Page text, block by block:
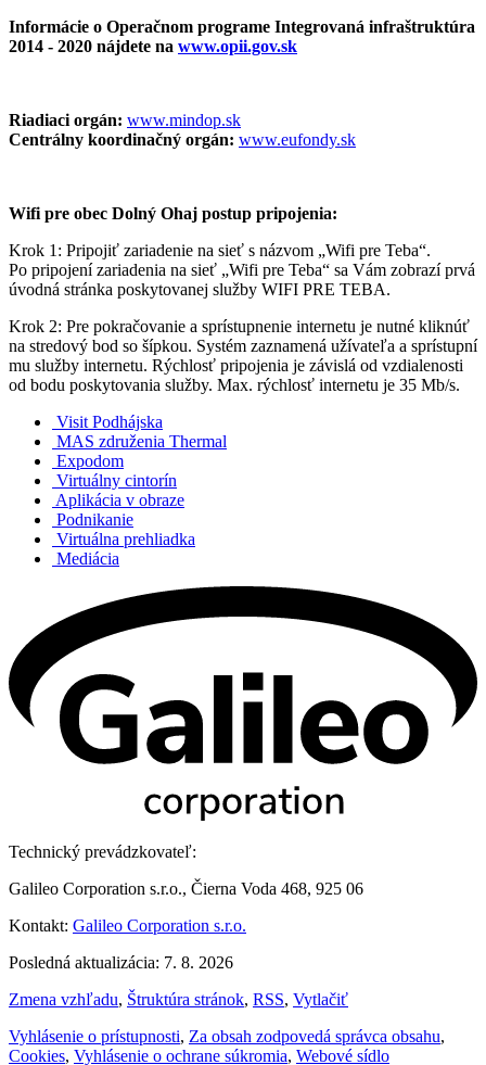
Informácie o Operačnom programe Integrovaná infraštruktúra
2014 - 2020 nájdete na www.opii.gov.sk
Riadiaci orgán: www.mindop.sk
Centrálny koordinačný orgán: www.eufondy.sk
Wifi pre obec Dolný Ohaj postup pripojenia:
Krok 1: Pripojiť zariadenie na sieť s názvom „Wifi pre Teba“.
Po pripojení zariadenia na sieť „Wifi pre Teba“ sa Vám zobrazí prvá
úvodná stránka poskytovanej služby WIFI PRE TEBA.
Krok 2: Pre pokračovanie a sprístupnenie internetu je nutné kliknúť
na stredový bod so šípkou. Systém zaznamená užívateľa a sprístupní
mu služby internetu. Rýchlosť pripojenia je závislá od vzdialenosti
od bodu poskytovania služby. Max. rýchlosť internetu je 35 Mb/s.
Visit Podhájska
MAS združenia Thermal
Expodom
Virtuálny cintorín
Aplikácia v obraze
Podnikanie
Virtuálna prehliadka
Mediácia
Technický prevádzkovateľ:
Galileo Corporation s.r.o., Čierna Voda 468, 925 06
Kontakt: Galileo Corporation s.r.o.
Posledná aktualizácia: 7. 8. 2026
Zmena vzhľadu, Štruktúra stránok, RSS, Vytlačiť
Vyhlásenie o prístupnosti, Za obsah zodpovedá správca obsahu,
Cookies, Vyhlásenie o ochrane súkromia, Webové sídlo